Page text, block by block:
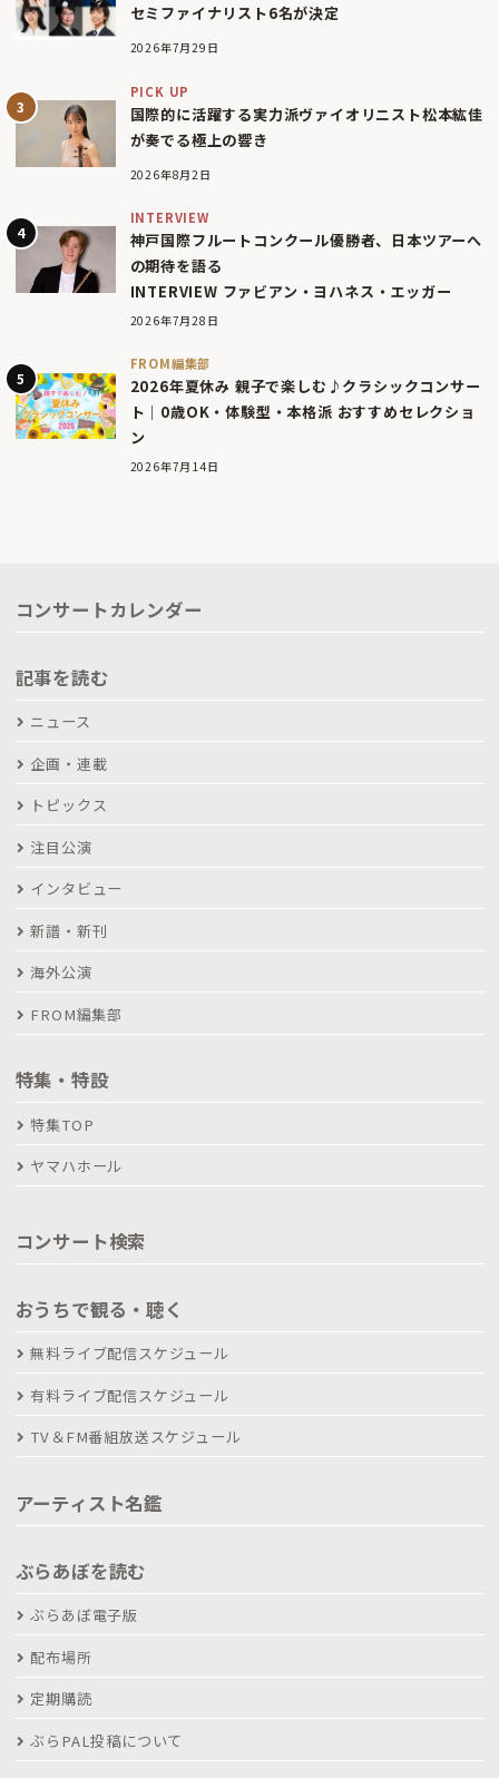
セミファイナリスト6名が決定
2026年7月29日
PICK UP
国際的に活躍する実力派ヴァイオリニスト松本紘佳
が奏でる極上の響き
2026年8月2日
INTERVIEW
神戸国際フルートコンクール優勝者、日本ツアーへ
の期待を語る
INTERVIEW ファビアン・ヨハネス・エッガー
2026年7月28日
FROM編集部
2026年夏休み 親子で楽しむ♪クラシックコンサー
ト｜0歳OK・体験型・本格派 おすすめセレクショ
ン
2026年7月14日
コンサートカレンダー
記事を読む
ニュース
企画・連載
トピックス
注目公演
インタビュー
新譜・新刊
海外公演
FROM編集部
特集・特設
特集TOP
ヤマハホール
コンサート検索
おうちで観る・聴く
無料ライブ配信スケジュール
有料ライブ配信スケジュール
TV＆FM番組放送スケジュール
アーティスト名鑑
ぶらあぼを読む
ぶらあぼ電子版
配布場所
定期購読
ぶらPAL投稿について